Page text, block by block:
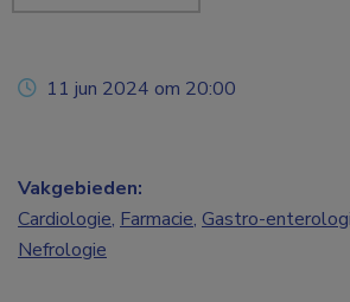
11 jun 2024 om 20:00
Vakgebieden:
Cardiologie, Farmacie, Gastro-
Nefrologie